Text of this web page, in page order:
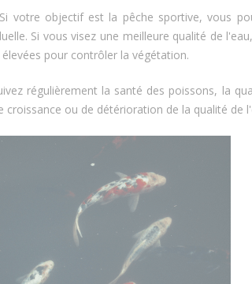
Si votre objectif est la pêche sportive, vous
Si vous visez une meilleure qualité de
pour contrôler la végétation.
régulièrement la santé des poissons, la
croissance ou de détérioration de la qualité de